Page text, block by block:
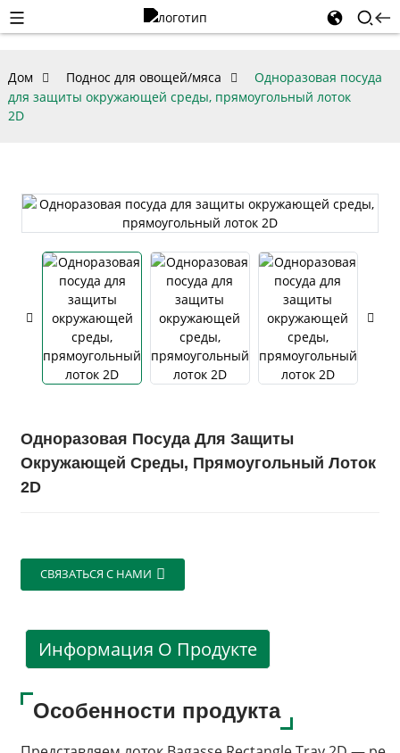
Дом Поднос для овощей/мяса
Одноразовая посуда
для защиты окружающей среды, прямоугольный лоток
2D
Одноразовая Посуда Для Защиты
Окружающей Среды, Прямоугольный Лоток
2D
СВЯЗАТЬСЯ С НАМИ
Информация О Продукте
Особенности продукта